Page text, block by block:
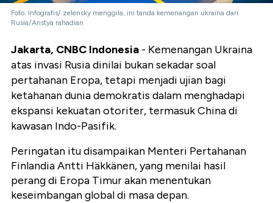
Foto: Infografis/ zelensky menggila, ini tanda kemenangan ukraina dari
Rusia/Aristya rahadian
Jakarta, CNBC Indonesia - Kemenangan Ukraina
atas invasi Rusia dinilai bukan sekadar soal
pertahanan Eropa, tetapi menjadi ujian bagi
ketahanan dunia demokratis dalam menghadapi
ekspansi kekuatan otoriter, termasuk China di
kawasan Indo-Pasifik.
Peringatan itu disampaikan Menteri Pertahanan
Finlandia Antti Häkkänen, yang menilai hasil
perang di Eropa Timur akan menentukan
keseimbangan global di masa depan.